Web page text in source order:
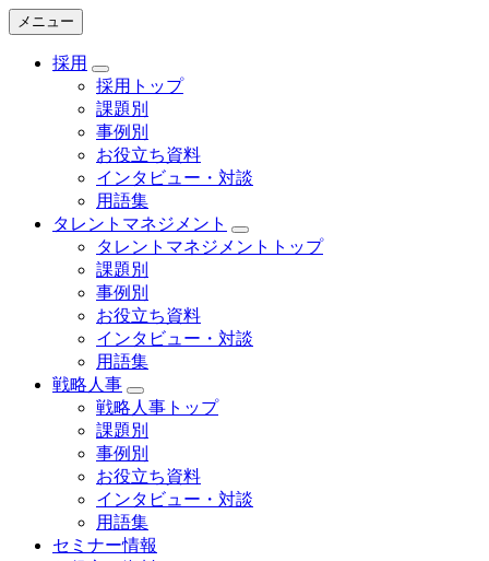
メニュー
採用
採用トップ
課題別
事例別
お役立ち資料
インタビュー・対談
用語集
タレントマネジメント
タレントマネジメントトップ
課題別
事例別
お役立ち資料
インタビュー・対談
用語集
戦略人事
戦略人事トップ
課題別
事例別
お役立ち資料
インタビュー・対談
用語集
セミナー情報